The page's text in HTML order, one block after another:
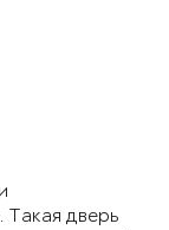
Такая дверь